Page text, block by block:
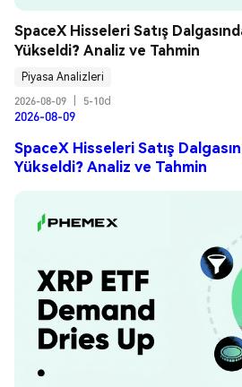
SpaceX Hisseleri Satış
Yükseldi? Analiz ve Tahmin
Piyasa Analizleri
2026-08-09
5-10d
2026-08-09
SpaceX Hisseleri Satış
Yükseldi? Analiz ve Tahmin